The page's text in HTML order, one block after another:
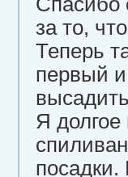
за то,
Теперь
первый
Я
посадки.